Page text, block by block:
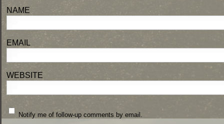
WEBSITE
Notify me of follow-up comments by email.